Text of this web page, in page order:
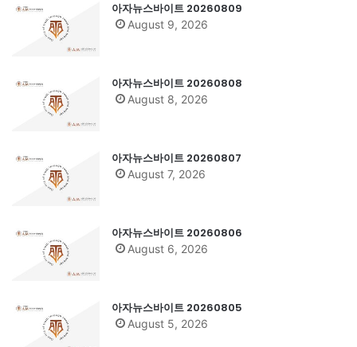
아자뉴스바이트 20260809
August 9, 2026
아자뉴스바이트 20260808
August 8, 2026
아자뉴스바이트 20260807
August 7, 2026
아자뉴스바이트 20260806
August 6, 2026
아자뉴스바이트 20260805
August 5, 2026